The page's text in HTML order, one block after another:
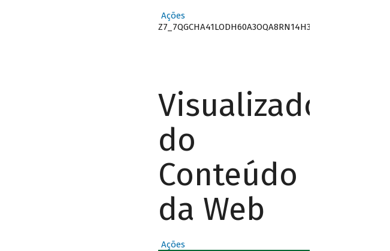
Ações
Z7_7QGCHA41LODH60A3OQA8RN14H3
Visualizador
do
Conteúdo
da Web
Ações